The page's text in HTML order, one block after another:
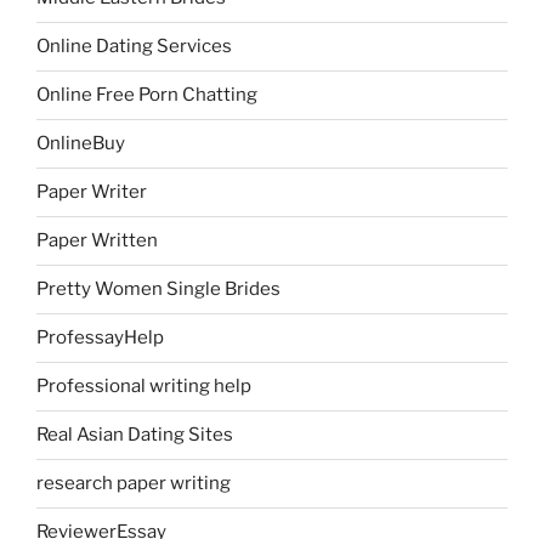
Online Dating Services
Online Free Porn Chatting
OnlineBuy
Paper Writer
Paper Written
Pretty Women Single Brides
ProfessayHelp
Professional writing help
Real Asian Dating Sites
research paper writing
ReviewerEssay